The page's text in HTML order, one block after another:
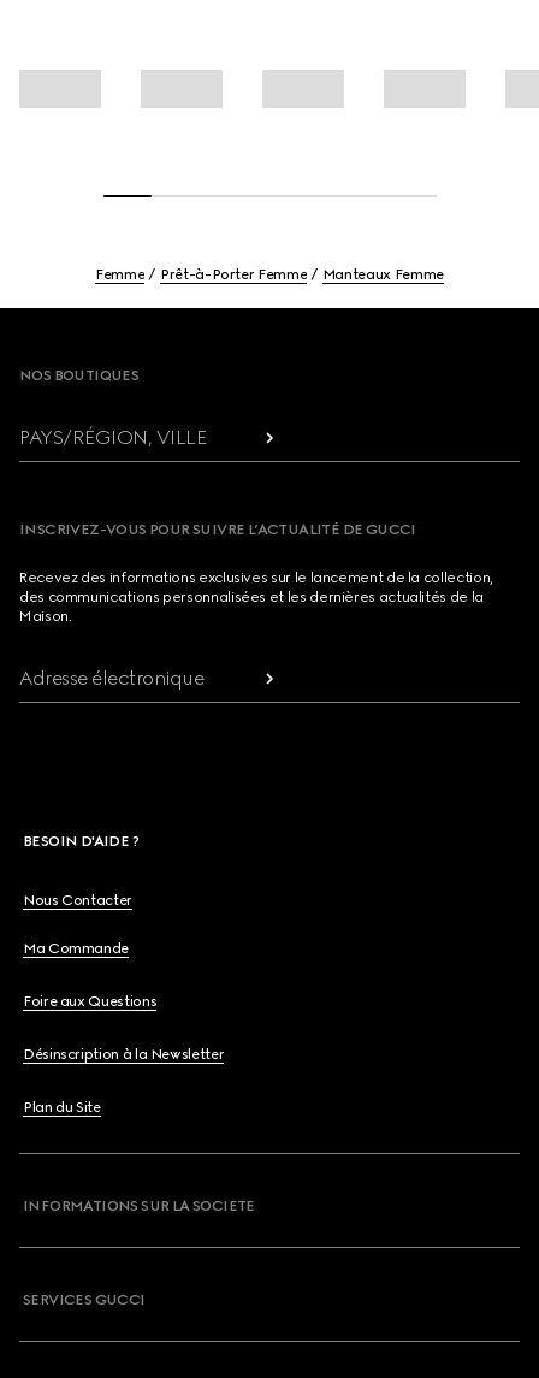
Femme Prêt-à-Porter Femme Manteaux Femme
NOS BOUTIQUES
PAYS/RÉGION, VILLE
INSCRIVEZ-VOUS POUR SUIVRE L’ACTUALITÉ DE GUCCI
Recevez des informations exclusives sur le lancement de la collection,
des communications personnalisées et les dernières actualités de la
Maison.
Adresse électronique
BESOIN D'AIDE ?
Nous Contacter
Ma Commande
Foire aux Questions
Désinscription à la Newsletter
Plan du Site
INFORMATIONS SUR LA SOCIETE
SERVICES GUCCI